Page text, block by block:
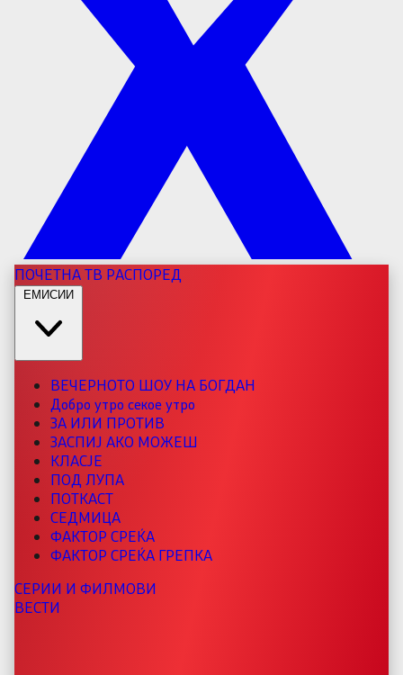
ПОЧЕТНАТВ РАСПОРЕД
ЕМИСИИ
ВЕЧЕРНОТО ШОУ НА БОГДАН
Добро утро секое утро
ЗА ИЛИ ПРОТИВ
ЗАСПИЈ АКО МОЖЕШ
КЛАСЈЕ
ПОД ЛУПА
ПОТКАСТ
СЕДМИЦА
ФАКТОР СРЕЌА
ФАКТОР СРЕЌА ГРЕПКА
СЕРИИ И ФИЛМОВИ
ВЕСТИ